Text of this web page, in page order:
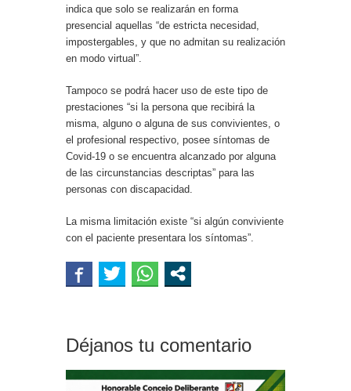
indica que solo se realizarán en forma
presencial aquellas “de estricta necesidad,
impostergables, y que no admitan su realización
en modo virtual”.
Tampoco se podrá hacer uso de este tipo de
prestaciones “si la persona que recibirá la
misma, alguno o alguna de sus convivientes, o
el profesional respectivo, posee síntomas de
Covid-19 o se encuentra alcanzado por alguna
de las circunstancias descriptas” para las
personas con discapacidad.
La misma limitación existe “si algún conviviente
con el paciente presentara los síntomas”.
Déjanos tu comentario